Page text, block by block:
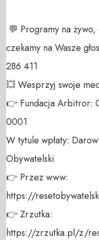
czekamy na Wasze
286 411
💥 Wesprzyj swoje
👉 Fundacja Arbitror:
0001
W tytule wpłaty:
Obywatelski
👉 Przez www:
https://
👉 Zrzutka:
https://zrzutka.pl/z/